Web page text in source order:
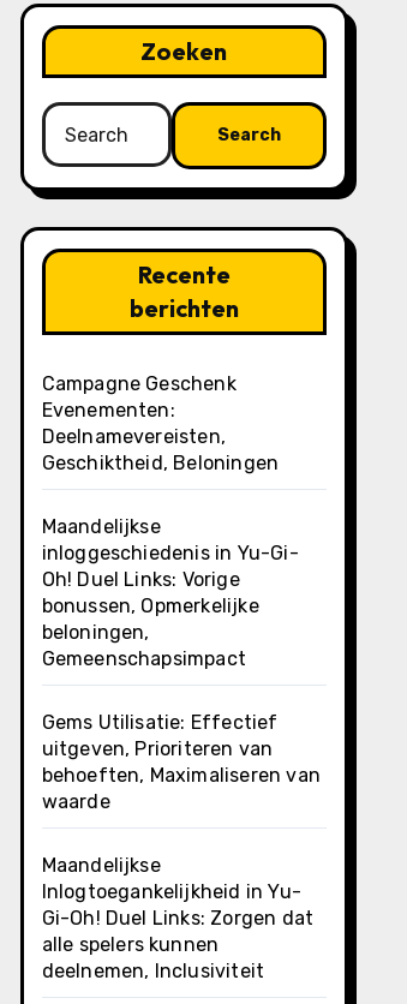
Zoeken
Search
for:
Recente
berichten
Campagne Geschenk
Evenementen:
Deelnamevereisten,
Geschiktheid, Beloningen
Maandelijkse
inloggeschiedenis in Yu-Gi-
Oh! Duel Links: Vorige
bonussen, Opmerkelijke
beloningen,
Gemeenschapsimpact
Gems Utilisatie: Effectief
uitgeven, Prioriteren van
behoeften, Maximaliseren van
waarde
Maandelijkse
Inlogtoegankelijkheid in Yu-
Gi-Oh! Duel Links: Zorgen dat
alle spelers kunnen
deelnemen, Inclusiviteit